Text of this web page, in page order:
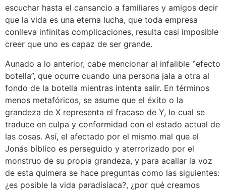
escuchar hasta el cansancio a familiares y amigos decir
que la vida es una eterna lucha, que toda empresa
conlleva infinitas complicaciones, resulta casi imposible
creer que uno es capaz de ser grande.
Aunado a lo anterior, cabe mencionar al infalible ‟efecto
botella”, que ocurre cuando una persona jala a otra al
fondo de la botella mientras intenta salir. En términos
menos metafóricos, se asume que el éxito o la
grandeza de X representa el fracaso de Y, lo cual se
traduce en culpa y conformidad con el estado actual de
las cosas. Así, el afectado por el mismo mal que el
Jonás bíblico es perseguido y aterrorizado por el
monstruo de su propia grandeza, y para acallar la voz
de esta quimera se hace preguntas como las siguientes:
¿es posible la vida paradisíaca?, ¿por qué creamos